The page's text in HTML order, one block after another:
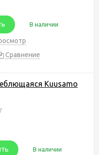
В наличии
Сравнение
Kuusamo
В наличии